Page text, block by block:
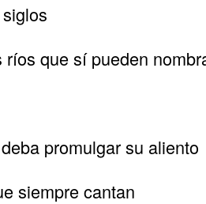
que sí pueden
promulgar su aliento
siempre cantan